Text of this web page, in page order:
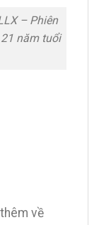
– Phiên
năm tuổi
về